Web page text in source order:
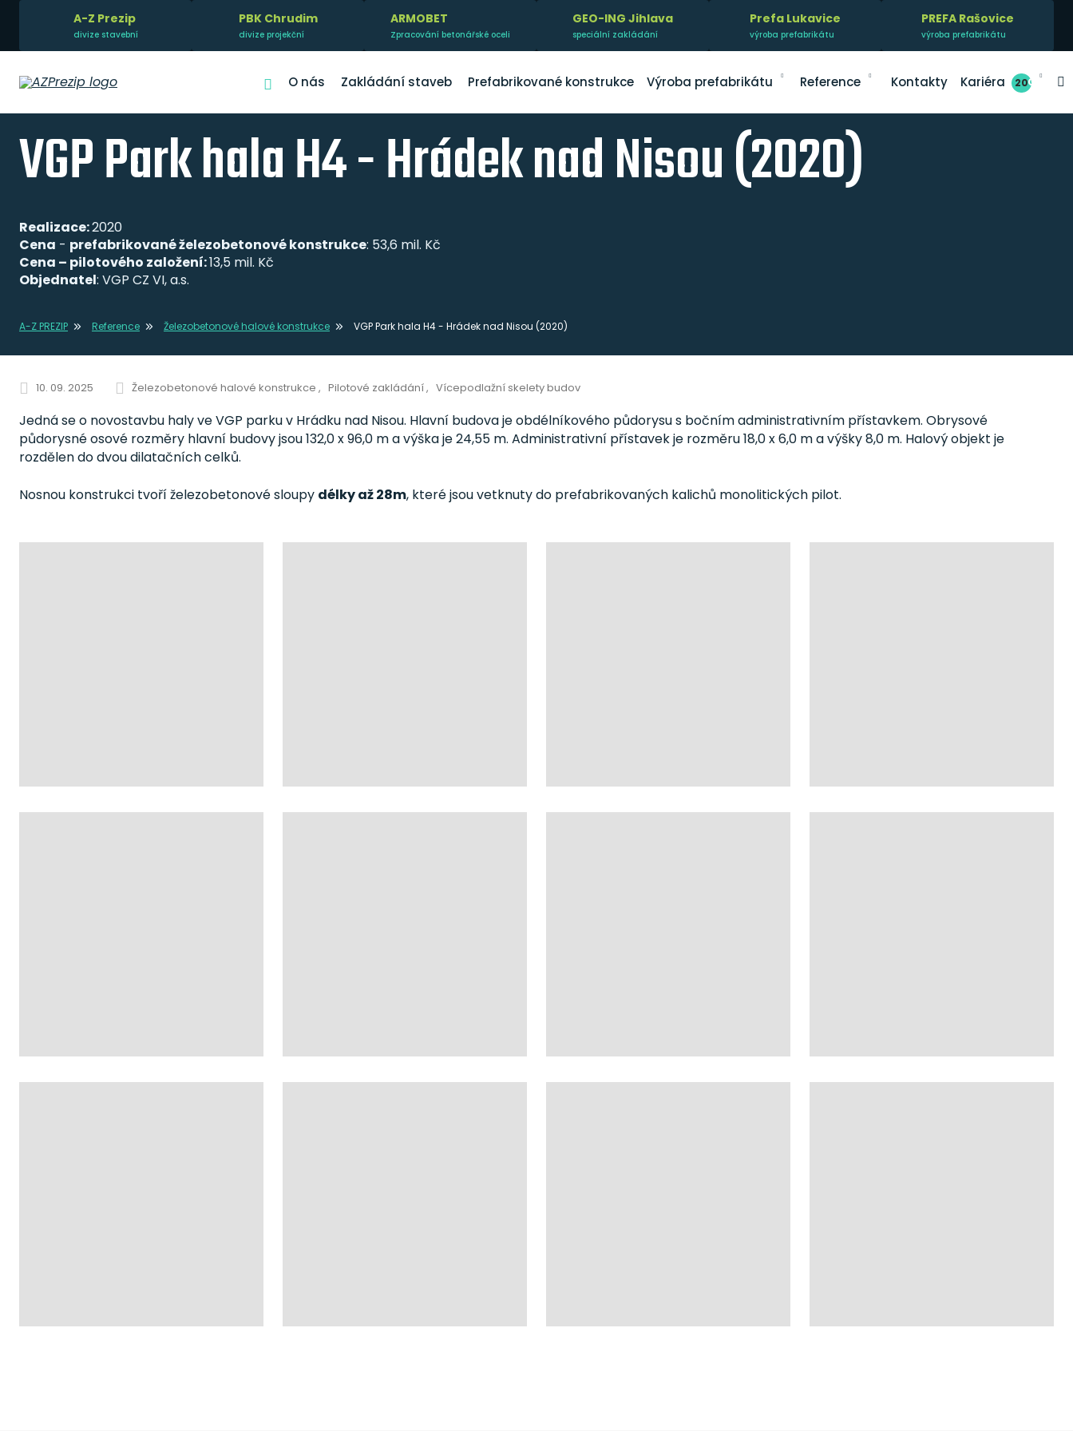
A-Z Prezip
divize stavební
PBK Chrudim
divize projekční
ARMOBET
Zpracování betonářské oceli
GEO-ING Jihlava
speciální zakládání
Prefa Lukavice
výroba prefabrikátu
PREFA Rašovice
výroba prefabrikátu
O nás Zakládání staveb Prefabrikované konstrukce Výroba prefabrikátu Reference Kontakty Kariéra 20
VGP Park hala H4 - Hrádek nad Nisou (2020)
Realizace:2020
Cena - prefabrikované železobetonové konstrukce: 53,6 mil. Kč
Cena – pilotového založení:13,5 mil. Kč
Objednatel: VGP CZ VI, a.s.
A-Z PREZIP Reference Železobetonové halové konstrukce VGP Park hala H4 - Hrádek nad Nisou (2020)
10. 09. 2025 Železobetonové halové konstrukce Pilotové zakládání Vícepodlažní skelety budov
Jedná se o novostavbu haly ve VGP parku v Hrádku nad Nisou. Hlavní budova je obdélníkového půdorysu s bočním administrativním přístavkem. Obrysové
půdorysné osové rozměry hlavní budovy jsou 132,0 x 96,0 m a výška je 24,55 m. Administrativní přístavek je rozměru 18,0 x 6,0 m a výšky 8,0 m. Halový objekt je
rozdělen do dvou dilatačních celků.
Nosnou konstrukci tvoří železobetonové sloupy délky až 28m, které jsou vetknuty do prefabrikovaných kalichů monolitických pilot.